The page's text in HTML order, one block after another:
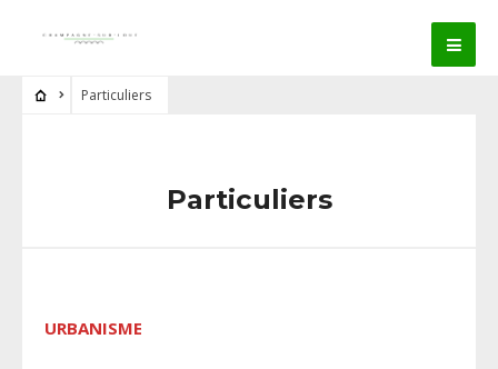
Particuliers
Particuliers
URBANISME